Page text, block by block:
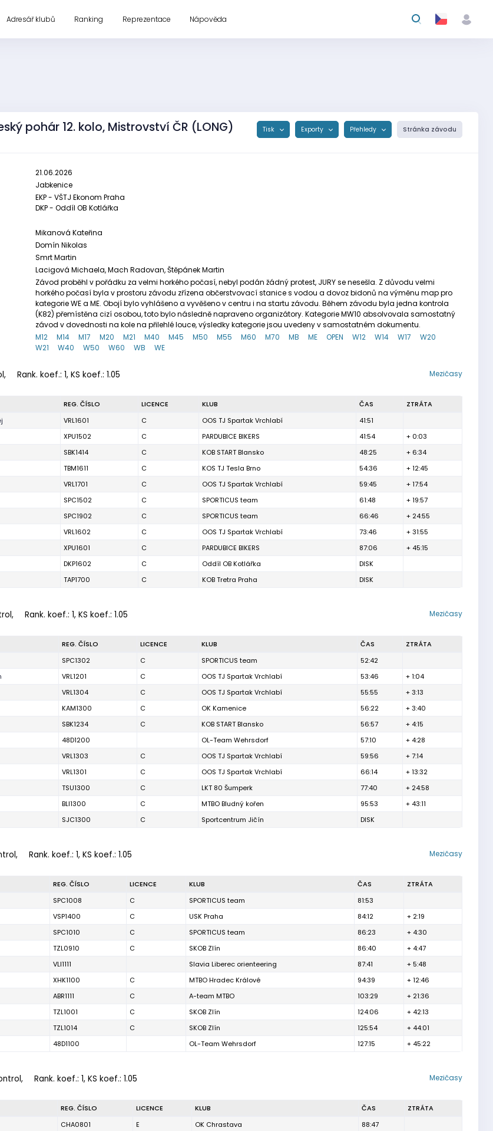
Adresář klubů Ranking Reprezentace Nápověda
pohár 12. kolo, Mistrovství ČR (LONG) Tisk Exporty Přehledy Stránka závodu
21.06.2026
Jabkenice
EKP - VŠTJ Ekonom Praha
DKP - Oddíl OB Kotlářka
Mikanová Kateřina
Domín Nikolas
Smrt Martin
Lacigová Michaela, Mach Radovan, Štěpánek Martin
Závod proběhl v pořádku za velmi horkého počasí, nebyl podán žádný protest, JURY se nesešla. Z důvodu velmi
horkého počasí byla v prostoru závodu zřízena občerstvovací stanice s vodou a dovoz bidonů na výměnu map pro
kategorie WE a ME. Obojí bylo vyhlášeno a vyvěšeno v centru i na startu závodu. Během závodu byla jedna kontrola
(K82) přemístěna cizí osobou, toto bylo následně napraveno organizátory. Kategorie MW10 absolvovala samostatný
závod v dovednosti na kole na přilehlé louce, výsledky kategorie jsou uvedeny v samostatném dokumentu.
M12 M14 M17 M20 M21 M40 M45 M50 M55 M60 M70 MB ME OPEN W12 W14 W17
W20
W21
W40 W50 W60 WB WE
Rank. koef.: 1, KS koef.: 1.05 Mezičasy
REG. ČÍSLO LICENCE KLUB ČAS
ZTRÁTA
VRL1601 C OOS TJ Spartak Vrchlabí
41:51
XPU1502 C PARDUBICE BIKERS 41:54
+ 0:03
SBK1414 C KOB START Blansko 48:25
+ 6:34
TBM1611 C KOS TJ Tesla Brno 54:36
+ 12:45
VRL1701 C OOS TJ Spartak Vrchlabí 59:45
+ 17:54
SPC1502 C SPORTICUS team 61:48
+ 19:57
SPC1902 C SPORTICUS team 66:46
+ 24:55
VRL1602 C OOS TJ Spartak Vrchlabí 73:46
+ 31:55
XPU1601 C PARDUBICE BIKERS 87:06
+ 45:15
DKP1602 C Oddíl OB Kotlářka
DISK
TAP1700 C KOB Tretra Praha DISK
Rank. koef.: 1, KS koef.: 1.05 Mezičasy
REG. ČÍSLO LICENCE KLUB ČAS
ZTRÁTA
SPC1302 C SPORTICUS team
52:42
VRL1201 C OOS TJ Spartak Vrchlabí 53:46
+ 1:04
VRL1304 C OOS TJ Spartak Vrchlabí 55:55
+ 3:13
KAM1300 C OK Kamenice 56:22
+ 3:40
SBK1234 C KOB START Blansko 56:57
+ 4:15
48D1200 OL-Team Wehrsdorf 57:10
+ 4:28
VRL1303 C OOS TJ Spartak Vrchlabí 59:56
+ 7:14
VRL1301 C OOS TJ Spartak Vrchlabí 66:14
+ 13:32
TSU1300 C LKT 80 Šumperk 77:40
+ 24:58
BLI1300 C MTBO Bludný kořen 95:53
+ 43:11
SJC1300 C Sportcentrum Jičín DISK
Rank. koef.: 1, KS koef.: 1.05 Mezičasy
REG. ČÍSLO LICENCE KLUB ČAS
ZTRÁTA
SPC1008 C SPORTICUS team
81:53
VSP1400 C USK Praha 84:12
+ 2:19
SPC1010 C SPORTICUS team 86:23
+ 4:30
TZL0910 C SKOB Zlín 86:40
+ 4:47
VLI1111 Slavia Liberec orienteering 87:41
+ 5:48
XHK1100 C MTBO Hradec Králové 94:39
+ 12:46
ABR1111 C A-team MTBO 103:29
+ 21:36
TZL1001 C SKOB Zlín 124:06
+ 42:13
TZL1014 C SKOB Zlín 125:54
+ 44:01
48D1100 OL-Team Wehrsdorf 127:15 + 45:22
Rank. koef.: 1, KS koef.: 1.05 Mezičasy
REG. ČÍSLO LICENCE KLUB ČAS
ZTRÁTA
CHA0801 E OK Chrastava
88:47